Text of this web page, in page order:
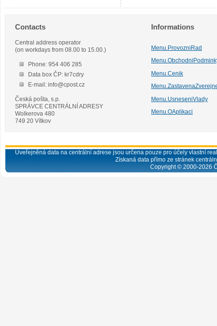
Contacts
Central address operator
(on workdays from 08.00 to 15.00.)
Phone: 954 406 285
Data box ČP: kr7cdry
E-mail: info@cpost.cz
Česká pošta, s.p.
SPRÁVCE CENTRÁLNÍ ADRESY
Wolkerova 480
749 20 Vítkov
Informations
Menu.ProvozniRad
Menu.Cenik
Menu.UsneseniVlady
Menu.OAplikaci
Uveřejněná data na centrální adrese jsou určena pouze pro účely vlastní
Získaná data přímo ze stránek
Copyright © 2000-2026